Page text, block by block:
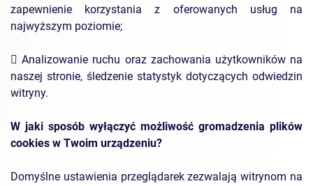
zapewnienie korzystania z oferowanych usług na
najwyższym poziomie;
 Analizowanie ruchu oraz zachowania użytkowników na
naszej stronie, śledzenie statystyk dotyczących odwiedzin
witryny.
W jaki sposób wyłączyć możliwość gromadzenia plików
cookies w Twoim urządzeniu?
Domyślne ustawienia przeglądarek zezwalają witrynom na